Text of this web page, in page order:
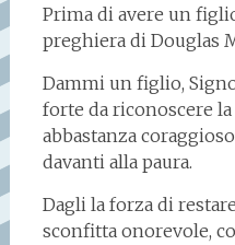
Prima di avere un
preghiera di Douglas
Dammi un figlio,
forte da riconoscere la
abbastanza
davanti alla paura.
Dagli la forza di
sconfitta onorevole,